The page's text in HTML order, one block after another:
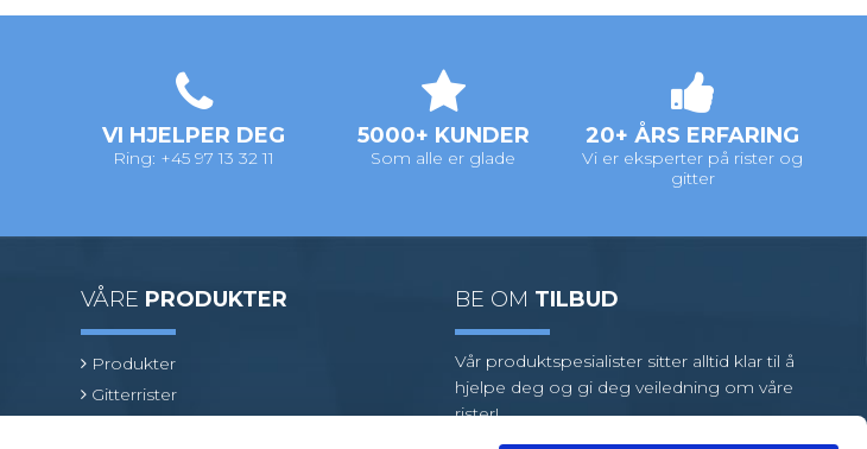
VI HJELPER DEG
Ring: +45 97 13 32 11
5000+ KUNDER
Som alle er glade
20+ ÅRS ERFARING
Vi er eksperter på rister og
gitter
VÅRE PRODUKTER
Produkter
Gitterrister
BE OM TILBUD
Vår produktspesialister sitter alltid klar til å
hjelpe deg og gi deg veiledning om våre
rister!
Vi har et stort utvalg av standardrister,